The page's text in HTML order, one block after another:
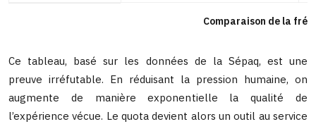
Comparaison de la
Ce tableau, basé sur les données de la Sépaq, est une
preuve irréfutable. En réduisant la pression humaine, on
augmente de manière exponentielle la qualité de
l’expérience vécue. Le quota devient alors un outil au service